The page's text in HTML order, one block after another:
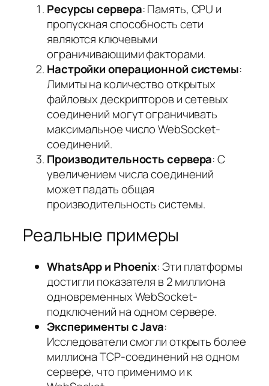
Ресурсы сервера: Память, CPU и
пропускная способность сети
являются ключевыми
ограничивающими факторами.
Настройки операционной системы:
Лимиты на количество открытых
файловых дескрипторов и сетевых
соединений могут ограничивать
максимальное число WebSocket-
соединений.
Производительность сервера: С
увеличением числа соединений
может падать общая
производительность системы.
Реальные примеры
WhatsApp и Phoenix: Эти платформы
достигли показателя в 2 миллиона
одновременных WebSocket-
подключений на одном сервере.
Эксперименты с Java:
Исследователи смогли открыть более
миллиона TCP-соединений на одном
сервере, что применимо и к